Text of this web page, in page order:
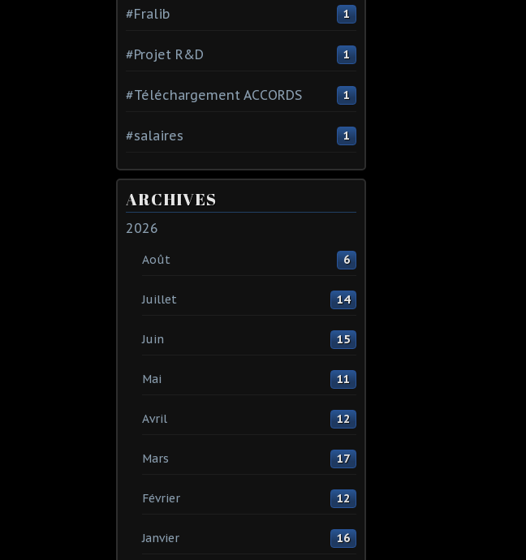
#Fralib 1
#Projet R&D 1
#Téléchargement ACCORDS 1
#salaires 1
ARCHIVES
2026
Août 6
Juillet 14
Juin 15
Mai 11
Avril 12
Mars 17
Février 12
Janvier 16